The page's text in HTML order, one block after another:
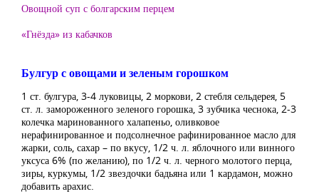
Овощной суп с болгарским перцем
«Гнёзда» из кабачков
Булгур с овощами и зеленым горошком
1 ст. булгура, 3-4 луковицы, 2 моркови, 2 стебля сельдерея, 5
ст. л. замороженного зеленого горошка, 3 зубчика чеснока, 2-3
колечка маринованного халапеньо, оливковое
нерафинированное и подсолнечное рафинированное масло для
жарки, соль, сахар – по вкусу, 1/2 ч. л. яблочного или винного
уксуса 6% (по желанию), по 1/2 ч. л. черного молотого перца,
зиры, куркумы, 1/2 звездочки бадьяна или 1 кардамон, можно
добавить арахис.